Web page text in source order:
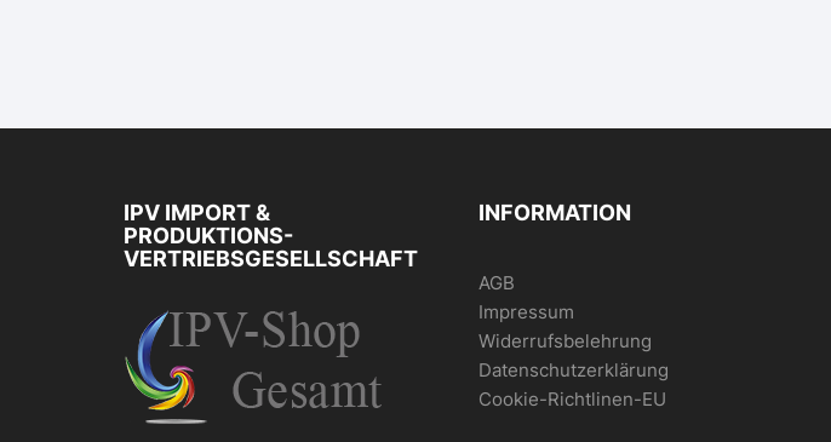
IPV IMPORT &
PRODUKTIONS-
VERTRIEBSGESELLSCHAFT
INFORMATION
AGB
Impressum
Widerrufsbelehrung
Datenschutzerklärung
Cookie-Richtlinen-EU